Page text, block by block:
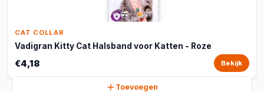
CAT COLLAR
Vadigran Kitty Cat Halsband voor Katten - Roze
€4,18 Bekijk
Toevoegen